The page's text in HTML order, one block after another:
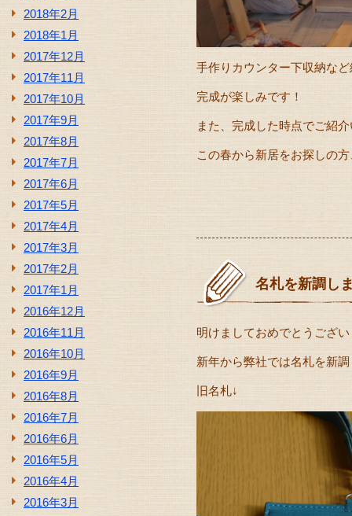
2018年2月
2018年1月
2017年12月
2017年11月
2017年10月
2017年9月
2017年8月
2017年7月
2017年6月
2017年5月
2017年4月
2017年3月
2017年2月
2017年1月
2016年12月
2016年11月
2016年10月
2016年9月
2016年8月
2016年7月
2016年6月
2016年5月
2016年4月
2016年3月
手作りカウンター下収納な
完成が楽しみです！
また、完成した時点でご紹
この春から新居をお探しの
名札を新調し
明けましておめでとうござ
新年から弊社では名札を新
旧名札↓